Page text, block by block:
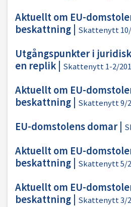
Aktuellt om EU-
beskattning
Skattenytt 10/
Utgångspunkter i
en replik
Skattenytt 1-2/
Aktuellt om EU-
beskattning
Skattenytt 9/
EU-domstolens domar|
Aktuellt om EU-
beskattning
Skattenytt 5/
Aktuellt om EU-
beskattning
Skattenytt 3/